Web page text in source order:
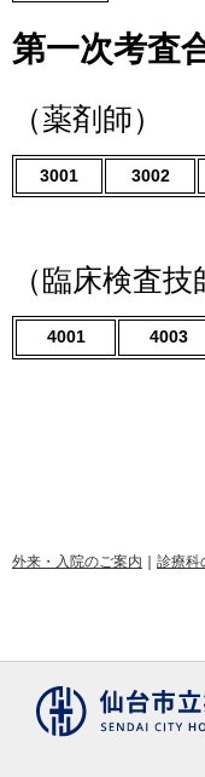
第一次考査
（薬剤師）
3001 3002
（臨床検査技
4001 4003
外来・入院のご案内 診療科